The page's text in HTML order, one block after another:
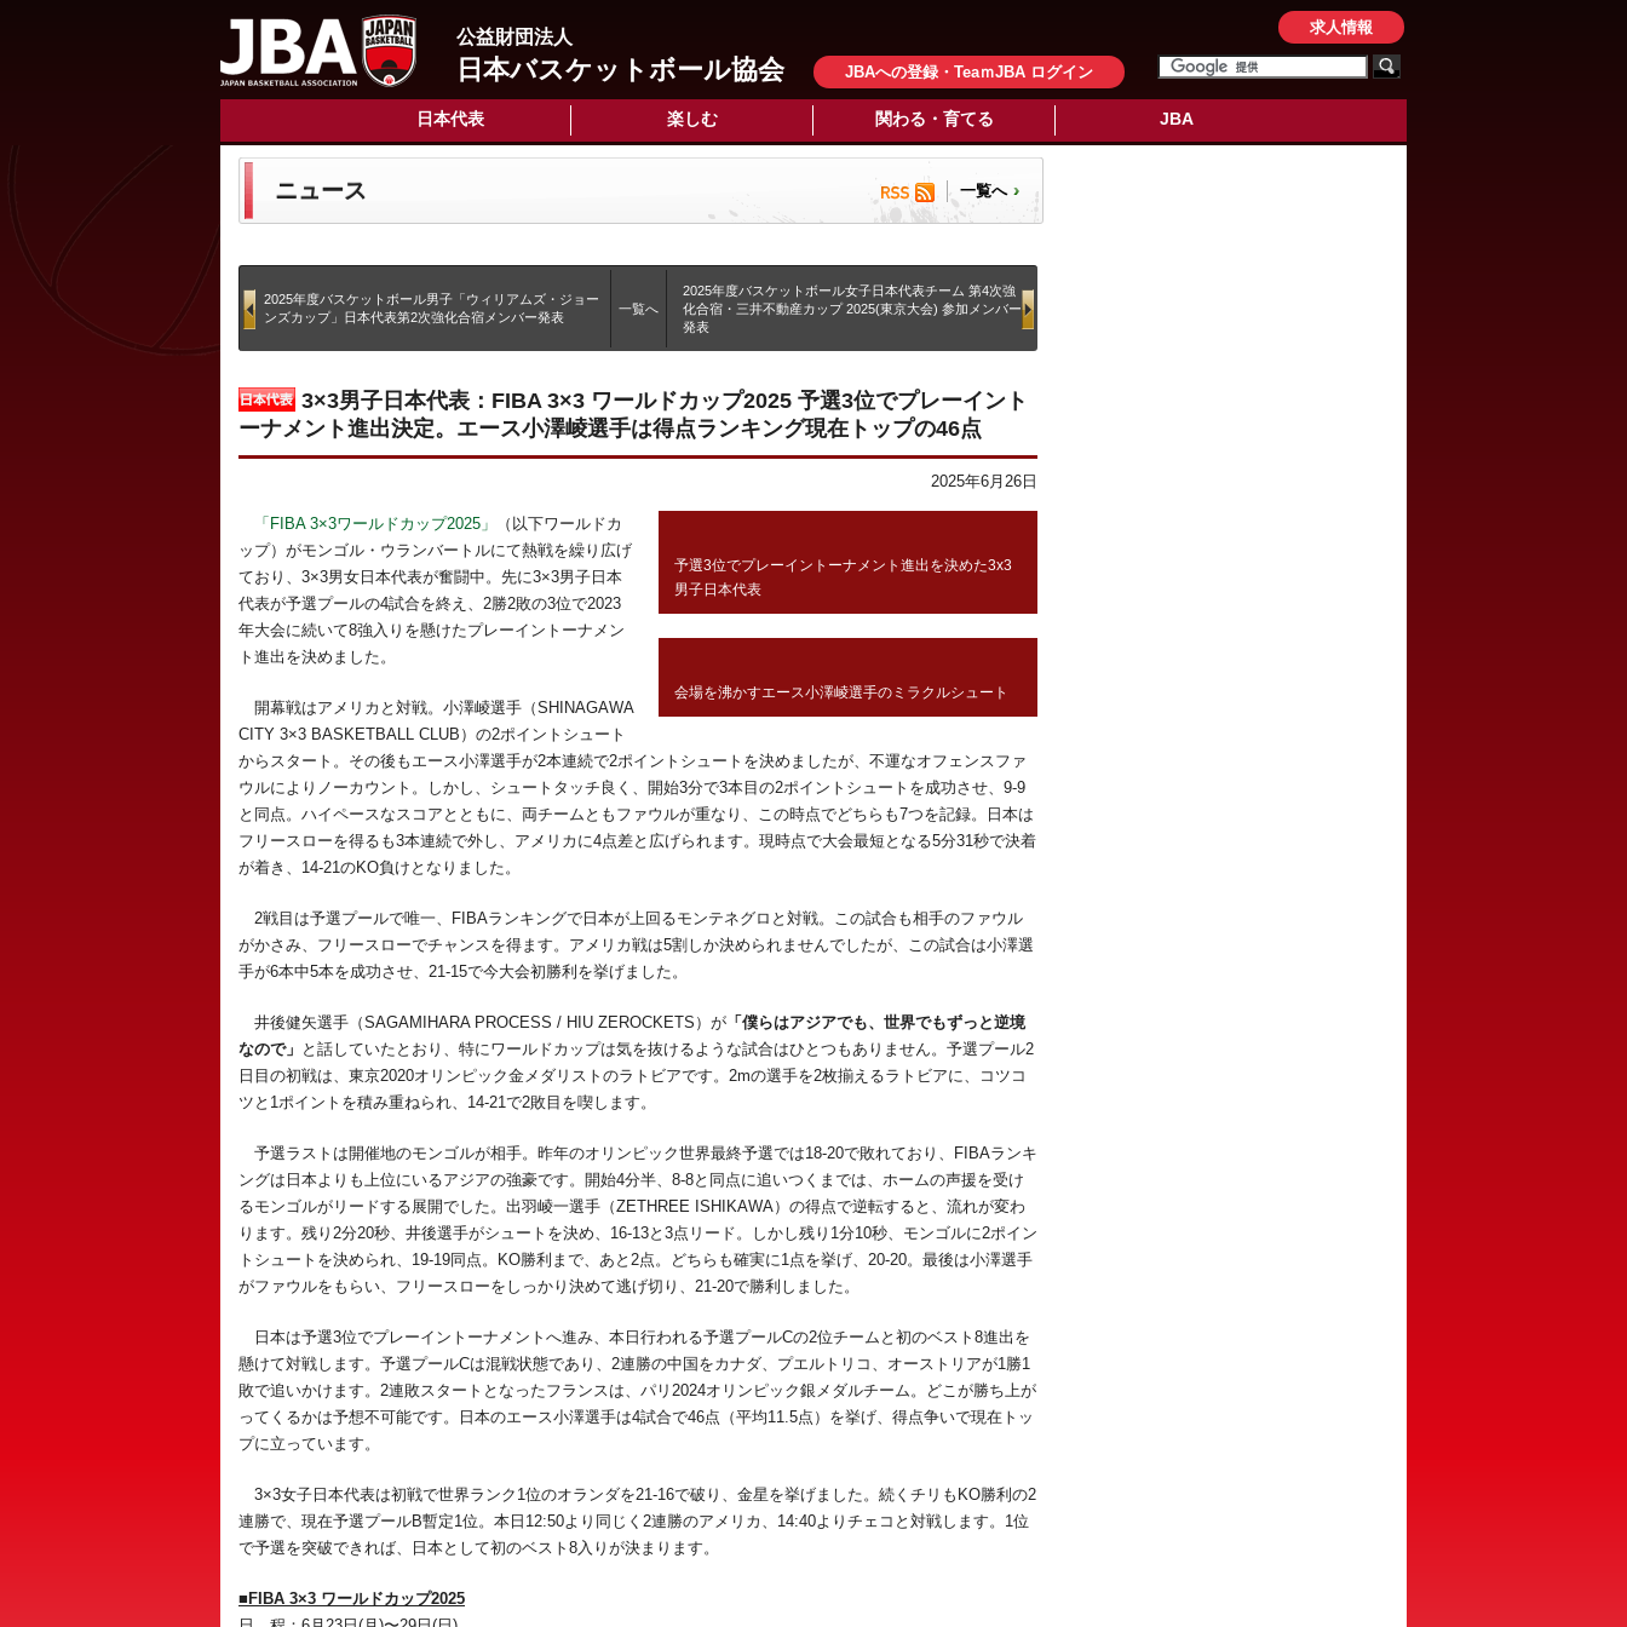
公益財団法人
日本バスケットボール協会 JBAへの登録・TeaｍJBA ログイン
求人情報
日本代表 楽しむ 関わる・育てる JBA
ニュース 一覧へ
2025年度バスケットボール男子「ウィリアムズ・ジョー
ンズカップ」日本代表第2次強化合宿メンバー発表
一覧へ
2025年度バスケットボール女子日本代表チーム 第4次強
化合宿・三井不動産カップ 2025(東京大会) 参加メンバー
発表
3×3男子日本代表：FIBA 3×3 ワールドカップ2025 予選3位でプレーイント
ーナメント進出決定。エース小澤崚選手は得点ランキング現在トップの46点
2025年6月26日
予選3位でプレーイントーナメント進出を決めた3x3
男子日本代表
会場を沸かすエース小澤崚選手のミラクルシュート
「FIBA 3×3ワールドカップ2025」
（以下ワールドカ
ップ）がモンゴル・ウランバートルにて熱戦を繰り広げ
ており、3×3男女日本代表が奮闘中。先に3×3男子日本
代表が予選プールの4試合を終え、2勝2敗の3位で2023
年大会に続いて8強入りを懸けたプレーイントーナメン
ト進出を決めました。
開幕戦はアメリカと対戦。小澤崚選手（SHINAGAWA
CITY 3×3 BASKETBALL CLUB）の2ポイントシュート
からスタート。その後もエース小澤選手が2本連続で2ポイントシュートを決めましたが、不運なオフェンスファ
ウルによりノーカウント。しかし、シュートタッチ良く、開始3分で3本目の2ポイントシュートを成功させ、9-9
と同点。ハイペースなスコアとともに、両チームともファウルが重なり、この時点でどちらも7つを記録。日本は
フリースローを得るも3本連続で外し、アメリカに4点差と広げられます。現時点で大会最短となる5分31秒で決着
が着き、14-21のKO負けとなりました。
2戦目は予選プールで唯一、FIBAランキングで日本が上回るモンテネグロと対戦。この試合も相手のファウル
がかさみ、フリースローでチャンスを得ます。アメリカ戦は5割しか決められませんでしたが、この試合は小澤選
手が6本中5本を成功させ、21-15で今大会初勝利を挙げました。
井後健矢選手（SAGAMIHARA PROCESS / HIU ZEROCKETS）が 「僕らはアジアでも、世界でもずっと逆境
なので」 と話していたとおり、特にワールドカップは気を抜けるような試合はひとつもありません。予選プール2
日目の初戦は、東京2020オリンピック金メダリストのラトビアです。2mの選手を2枚揃えるラトビアに、コツコ
ツと1ポイントを積み重ねられ、14-21で2敗目を喫します。
予選ラストは開催地のモンゴルが相手。昨年のオリンピック世界最終予選では18-20で敗れており、FIBAランキ
ングは日本よりも上位にいるアジアの強豪です。開始4分半、8-8と同点に追いつくまでは、ホームの声援を受け
るモンゴルがリードする展開でした。出羽崚一選手（ZETHREE ISHIKAWA）の得点で逆転すると、流れが変わ
ります。残り2分20秒、井後選手がシュートを決め、16-13と3点リード。しかし残り1分10秒、モンゴルに2ポイン
トシュートを決められ、19-19同点。KO勝利まで、あと2点。どちらも確実に1点を挙げ、20-20。最後は小澤選手
がファウルをもらい、フリースローをしっかり決めて逃げ切り、21-20で勝利しました。
日本は予選3位でプレーイントーナメントへ進み、本日行われる予選プールCの2位チームと初のベスト8進出を
懸けて対戦します。予選プールCは混戦状態であり、2連勝の中国をカナダ、プエルトリコ、オーストリアが1勝1
敗で追いかけます。2連敗スタートとなったフランスは、パリ2024オリンピック銀メダルチーム。どこが勝ち上が
ってくるかは予想不可能です。日本のエース小澤選手は4試合で46点（平均11.5点）を挙げ、得点争いで現在トッ
プに立っています。
3×3女子日本代表は初戦で世界ランク1位のオランダを21-16で破り、金星を挙げました。続くチリもKO勝利の2
連勝で、現在予選プールB暫定1位。本日12:50より同じく2連勝のアメリカ、14:40よりチェコと対戦します。1位
で予選を突破できれば、日本として初のベスト8入りが決まります。
■FIBA 3×3 ワールドカップ2025